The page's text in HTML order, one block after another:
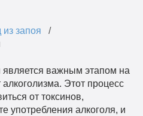
запоя
является важным этапом на
Этот процесс
от токсинов,
употребления алкоголя, и